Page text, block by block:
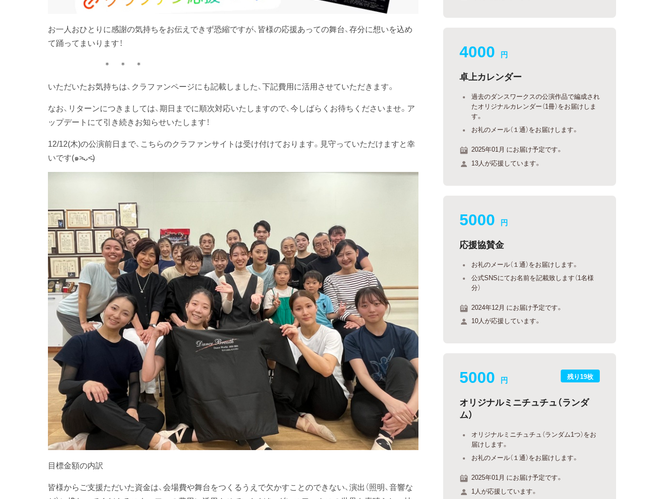
お一人おひとりに感謝の気持ちをお伝えできず恐縮ですが、皆様の応援あっての舞台、存分に想いを込め
て踊ってまいります！
＊ ＊ ＊
いただいたお気持ちは、クラファンページにも記載しました、下記費用に活用させていただきます。
なお、リターンにつきましては、期日までに順次対応いたしますので、今しばらくお待ちくださいませ。ア
ップデートにて引き続きお知らせいたします！
12/12(木)の公演前日まで、こちらのクラファンサイトは受け付けております。見守っていただけますと幸
いです(๑˃̵ᴗ˂̵)
目標金額の内訳
皆様からご支援ただいた資金は、会場費や舞台をつくるうえで欠かすことのできない、演出（照明、音響な
4000 円
卓上カレンダー
過去のダンスワークスの公演作品で編成され
たオリジナルカレンダー（1冊）をお届けしま
す。
お礼のメール（１通）をお届けします。
2025年01月 にお届け予定です。
13人が応援しています。
5000 円
応援協賛金
お礼のメール（１通）をお届けします。
公式SNSにてお名前を記載致します（1名様
分）
2024年12月 にお届け予定です。
10人が応援しています。
残り19枚
5000 円
オリジナルミニチュチュ（ランダ
ム）
オリジナルミニチュチュ（ランダム1つ）をお
届けします。
お礼のメール（１通）をお届けします。
2025年01月 にお届け予定です。
1人が応援しています。